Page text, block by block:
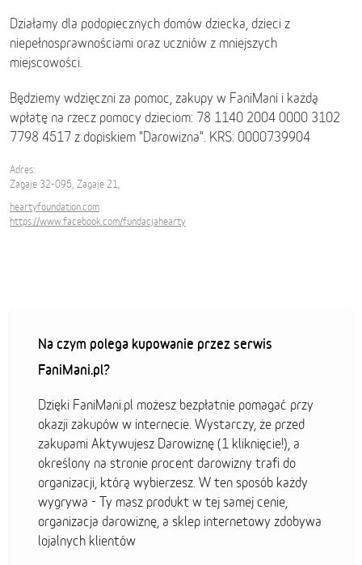
Działamy dla podopiecznych domów dziecka, dzieci z
niepełnosprawnościami oraz uczniów z mniejszych
miejscowości.
Będziemy wdzięczni za pomoc, zakupy w FaniMani i każdą
wpłatę na rzecz pomocy dzieciom: 78 1140 2004 0000 3102
7798 4517 z dopiskiem "Darowizna". KRS: 0000739904
Adres:
Zagaje 32-095, Zagaje 21,
heartyfoundation.com
https://www.facebook.com/fundacjahearty
Na czym polega kupowanie przez serwis
FaniMani.pl?
Dzięki FaniMani.pl możesz bezpłatnie pomagać przy
okazji zakupów w internecie. Wystarczy, że przed
zakupami Aktywujesz Darowiznę (1 kliknięcie!), a
określony na stronie procent darowizny trafi do
organizacji, którą wybierzesz. W ten sposób każdy
wygrywa - Ty masz produkt w tej samej cenie,
organizacja darowiznę, a sklep internetowy zdobywa
lojalnych klientów